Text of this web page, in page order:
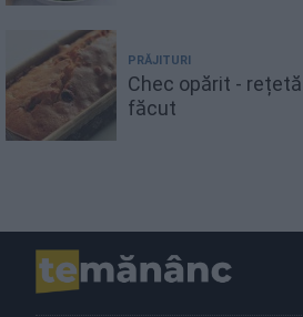
PRĂJITURI
Chec opărit -
făcut